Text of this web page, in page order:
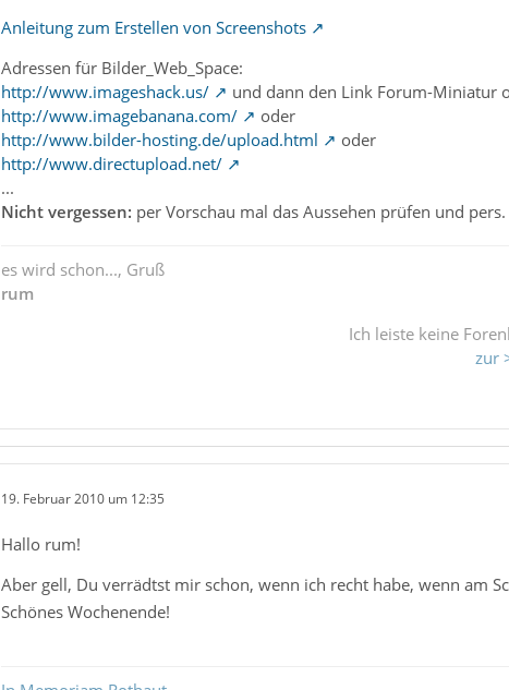
Anleitung zum Erstellen von Screenshots
Adressen für Bilder_Web_Space:
http://www.imageshack.us/
und dann den Link Forum-Miniatur
http://www.imagebanana.com/
oder
http://www.bilder-hosting.de/upload.html
oder
http://www.directupload.net/
...
Nicht vergessen: per Vorschau mal das Aussehen prüfen und
es wird schon..., Gruß
rum
Ich leiste keine
zur
19. Februar 2010 um 12:35
Hallo rum!
Aber gell, Du verrädtst mir schon, wenn ich recht habe, wenn am
Schönes Wochenende!